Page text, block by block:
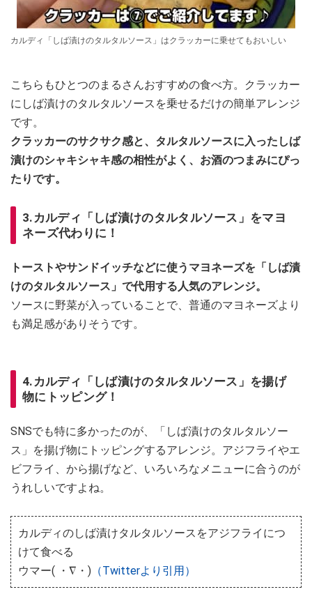
カルディ「しば漬けのタルタルソース」はクラッカーに乗せてもおいしい
こちらもひとつのまるさんおすすめの食べ方。クラッカー
にしば漬けのタルタルソースを乗せるだけの簡単アレンジ
です。
クラッカーのサクサク感と、タルタルソースに入ったしば
漬けのシャキシャキ感の相性がよく、お酒のつまみにぴっ
たりです。
3.カルディ「しば漬けのタルタルソース」をマヨ
ネーズ代わりに！
トーストやサンドイッチなどに使うマヨネーズを「しば漬
けのタルタルソース」で代用する人気のアレンジ。
ソースに野菜が入っていることで、普通のマヨネーズより
も満足感がありそうです。
4.カルディ「しば漬けのタルタルソース」を揚げ
物にトッピング！
SNSでも特に多かったのが、「しば漬けのタルタルソー
ス」を揚げ物にトッピングするアレンジ。アジフライやエ
ビフライ、から揚げなど、いろいろなメニューに合うのが
うれしいですよね。
カルディのしば漬けタルタルソースをアジフライにつ
けて食べる
ウマー( ・∇・) （Twitterより引用）